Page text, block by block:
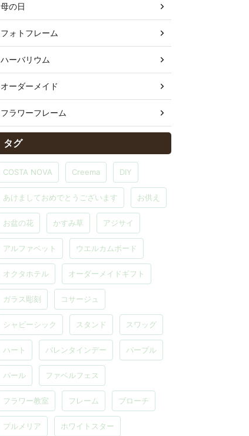
母の日
フォトフレーム
ハーバリウム
オーダーメイド
フラワーフレーム
タグ
COSTA NOVA Creema DIY
あけましておめでとうございます お供え
お盆の花 かすみ草 アジサイ
アルファベット ウエルカムボード
オクタホテル オーダーメイドギフト
ガラス彫刻 コサージュ
シャビーシック スタンド スワッグ
ハート バレンタインデー パープル
パール ファベルフェス
フラワー教室 フレーム ブローチ
プルメリア ホワイトスター